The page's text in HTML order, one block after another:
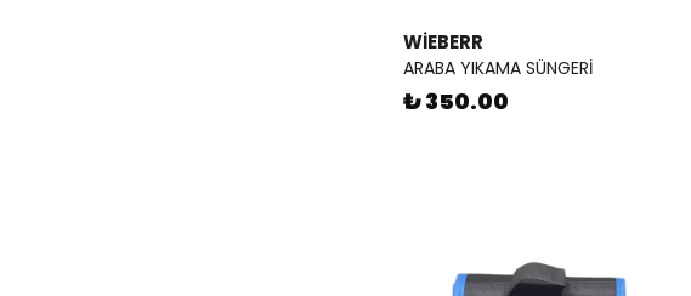
WİEBERR
ARABA YIKAMA SÜNGERİ
₺ 350.00